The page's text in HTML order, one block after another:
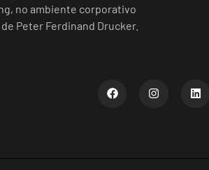
no ambiente corporativo
Peter Ferdinand Drucker.